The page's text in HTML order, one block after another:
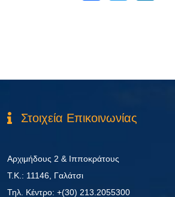
Στοιχεία Επικοινωνίας
Αρχιμήδους 2 & Ιπποκράτους
Τ.Κ.: 11146, Γαλάτσι
Τηλ. Κέντρο: +(30) 213.2055300